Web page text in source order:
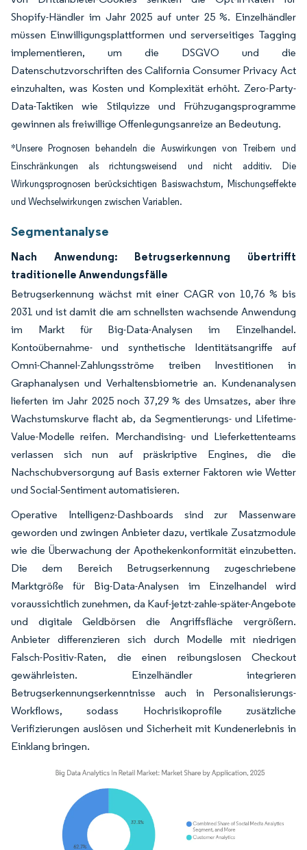
Shopify-Händler im Jahr 2025 auf unter 25 %. Einzelhändler
müssen Einwilligungsplattformen und serverseitiges Tagging
implementieren, um die DSGVO und die
Datenschutzvorschriften des California Consumer Privacy Act
einzuhalten, was Kosten und Komplexität erhöht. Zero-Party-
Data-Taktiken wie Stilquizze und Frühzugangsprogramme
gewinnen als freiwillige Offenlegungsanreize an Bedeutung.
*Unsere Prognosen behandeln die Auswirkungen von Treibern und
Einschränkungen als richtungsweisend und nicht additiv. Die
Wirkungsprognosen berücksichtigen Basiswachstum, Mischungseffekte
und Wechselwirkungen zwischen Variablen.
Segmentanalyse
Nach Anwendung: Betrugserkennung übertrifft
traditionelle Anwendungsfälle
Betrugserkennung wächst mit einer CAGR von 10,76 % bis
2031 und ist damit die am schnellsten wachsende Anwendung
im Markt für Big-Data-Analysen im Einzelhandel.
Kontoübernahme- und synthetische Identitätsangriffe auf
Omni-Channel-Zahlungsströme treiben Investitionen in
Graphanalysen und Verhaltensbiometrie an. Kundenanalysen
lieferten im Jahr 2025 noch 37,29 % des Umsatzes, aber ihre
Wachstumskurve flacht ab, da Segmentierungs- und Lifetime-
Value-Modelle reifen. Merchandising- und Lieferkettenteams
verlassen sich nun auf präskriptive Engines, die die
Nachschubversorgung auf Basis externer Faktoren wie Wetter
und Social-Sentiment automatisieren.
Operative Intelligenz-Dashboards sind zur Massenware
geworden und zwingen Anbieter dazu, vertikale Zusatzmodule
wie die Überwachung der Apothekenkonformität einzubetten.
Die dem Bereich Betrugserkennung zugeschriebene
Marktgröße für Big-Data-Analysen im Einzelhandel wird
voraussichtlich zunehmen, da Kauf-jetzt-zahle-später-Angebote
und digitale Geldbörsen die Angriffsfläche vergrößern.
Anbieter differenzieren sich durch Modelle mit niedrigen
Falsch-Positiv-Raten, die einen reibungslosen Checkout
gewährleisten. Einzelhändler integrieren
Betrugserkennungserkenntnisse auch in Personalisierungs-
Workflows, sodass Hochrisikoprofile zusätzliche
Verifizierungen auslösen und Sicherheit mit Kundenerlebnis in
Einklang bringen.